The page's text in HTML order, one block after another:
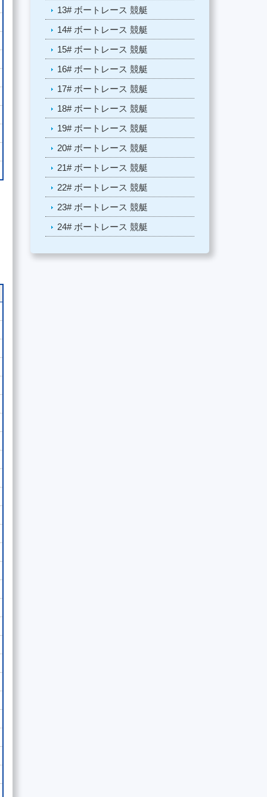
13# ボートレース 競艇
14# ボートレース 競艇
15# ボートレース 競艇
16# ボートレース 競艇
17# ボートレース 競艇
18# ボートレース 競艇
19# ボートレース 競艇
20# ボートレース 競艇
21# ボートレース 競艇
22# ボートレース 競艇
23# ボートレース 競艇
24# ボートレース 競艇